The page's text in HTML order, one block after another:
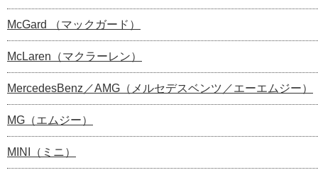
McGard （マックガード）
McLaren（マクラーレン）
MercedesBenz／AMG（メルセデスベンツ／エーエムジー）
MG（エムジー）
MINI（ミニ）